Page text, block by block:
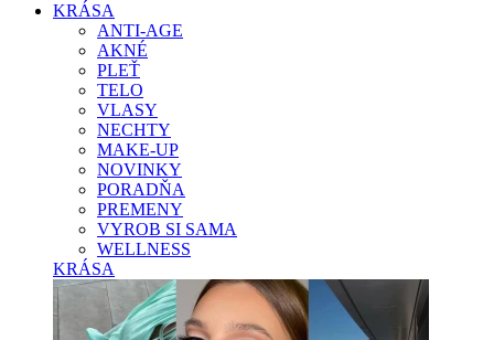
KRÁSA
ANTI-AGE
AKNÉ
PLEŤ
TELO
VLASY
NECHTY
MAKE-UP
NOVINKY
PORADŇA
PREMENY
VYROB SI SAMA
WELLNESS
KRÁSA